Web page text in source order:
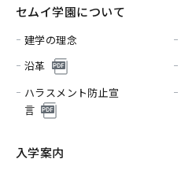
セムイ学園について
建学の理念
沿革
ハラスメント防止宣
言
入学案内